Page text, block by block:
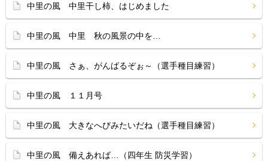
中里の風 中里干し柿、はじめました
中里の風 中里 秋の風景の中を…
中里の風 さぁ、がんばるぞぉ～（選手種目練習）
中里の風 １１月号
中里の風 大きなへびみたいだね（選手種目練習）
中里の風 備えあれば…（四年生 防災学習）